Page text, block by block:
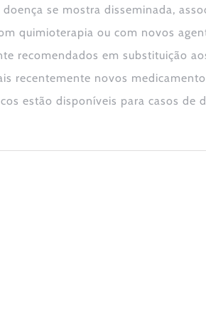
doença se mostra disseminada,
quimioterapia ou com novos
recomendados em substituição
recentemente novos
estão disponíveis para casos de